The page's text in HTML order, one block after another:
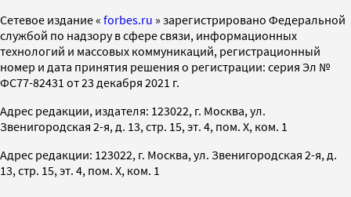
Cетевое издание « forbes.ru » зарегистрировано Федеральной
службой по надзору в сфере связи, информационных
технологий и массовых коммуникаций, регистрационный
номер и дата принятия решения о регистрации: серия Эл №
ФС77-82431 от 23 декабря 2021 г.
Адрес редакции, издателя: 123022, г. Москва, ул.
Звенигородская 2-я, д. 13, стр. 15, эт. 4, пом. X, ком. 1
Адрес редакции: 123022, г. Москва, ул. Звенигородская 2-я, д.
13, стр. 15, эт. 4, пом. X, ком. 1